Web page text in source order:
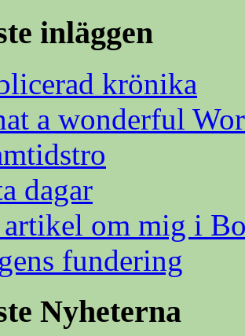
inläggen
krönika
a wonderful
dagar
om mig i
fundering
Nyheterna